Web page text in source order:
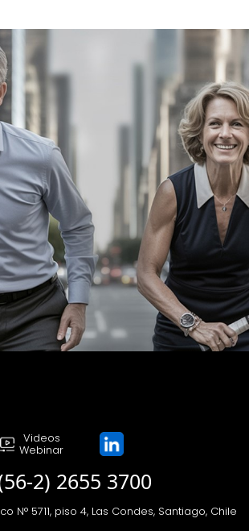
Videos
Webinar
2) 2655 3700
N° 5711, piso 4, Las Condes, Santiago, Chile